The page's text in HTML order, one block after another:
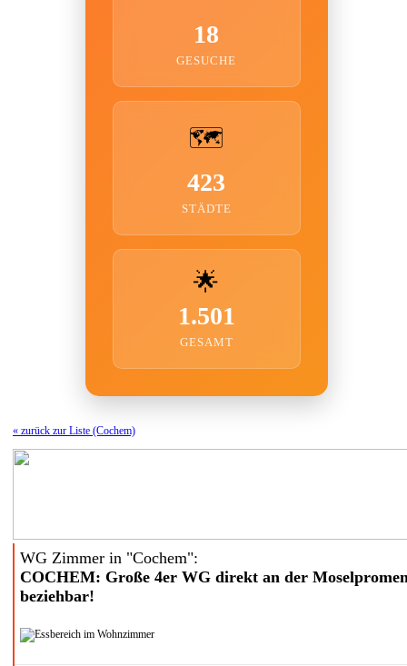
18
GESUCHE
🗺️
423
STÄDTE
🌟
1.501
GESAMT
« zurück zur Liste (Cochem)
WG Zimmer in "Cochem":
COCHEM: Große 4er WG direkt an der
beziehbar!